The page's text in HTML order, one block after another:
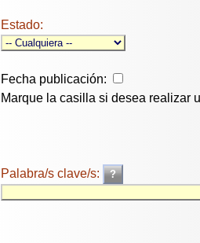
Estado:
Fecha publicación:
Marque la casilla si desea realizar
Palabra/s clave/s: